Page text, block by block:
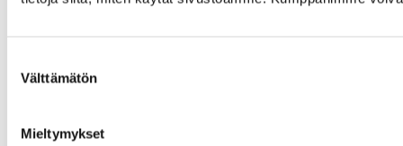
valinta
Välttämätön
Mieltymykset